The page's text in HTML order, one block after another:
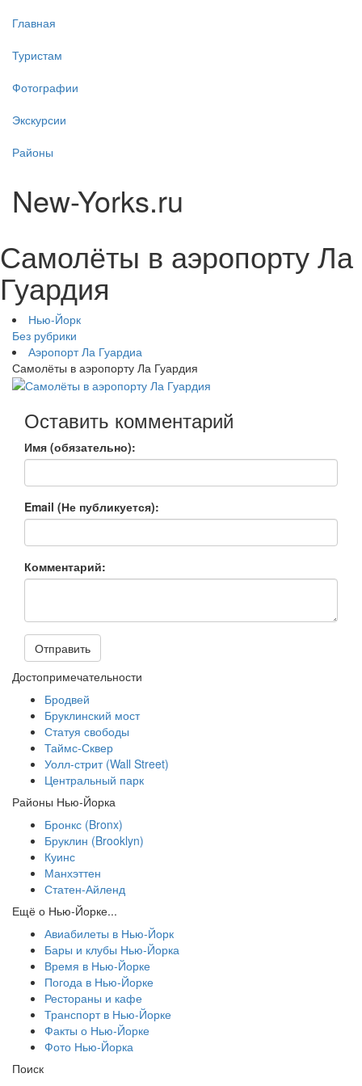
Главная
Туристам
Фотографии
Экскурсии
Районы
New-Yorks.ru
Самолёты в аэропорту Ла
Гуардия
Нью-Йорк
Без рубрики
Аэропорт Ла Гуардиа
Самолёты в аэропорту Ла Гуардия
Оставить комментарий
Имя (обязательно):
Email (Не публикуется):
Комментарий:
Отправить
Достопримечательности
Бродвей
Бруклинский мост
Статуя свободы
Таймс-Сквер
Уолл-стрит (Wall Street)
Центральный парк
Районы Нью-Йорка
Бронкс (Bronx)
Бруклин (Brooklyn)
Куинс
Манхэттен
Статен-Айленд
Ещё о Нью-Йорке...
Авиабилеты в Нью-Йорк
Бары и клубы Нью-Йорка
Время в Нью-Йорке
Погода в Нью-Йорке
Рестораны и кафе
Транспорт в Нью-Йорке
Факты о Нью-Йорке
Фото Нью-Йорка
Поиск